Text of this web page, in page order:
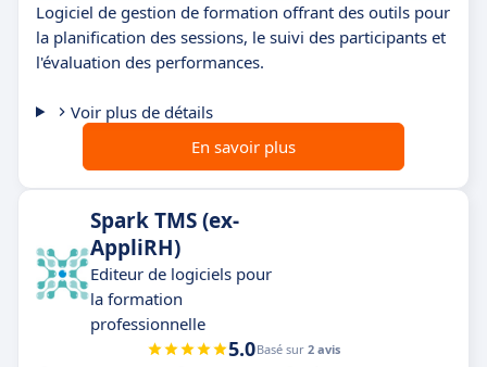
Logiciel de gestion de formation offrant des outils pour
la planification des sessions, le suivi des participants et
l'évaluation des performances.
Voir plus de détails
En savoir plus
Spark TMS (ex-
AppliRH)
Editeur de logiciels pour
la formation
professionnelle
5.0Basé sur 2 avis